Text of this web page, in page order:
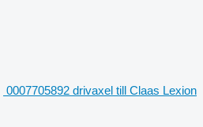
0007705892 drivaxel till Claas Lexion